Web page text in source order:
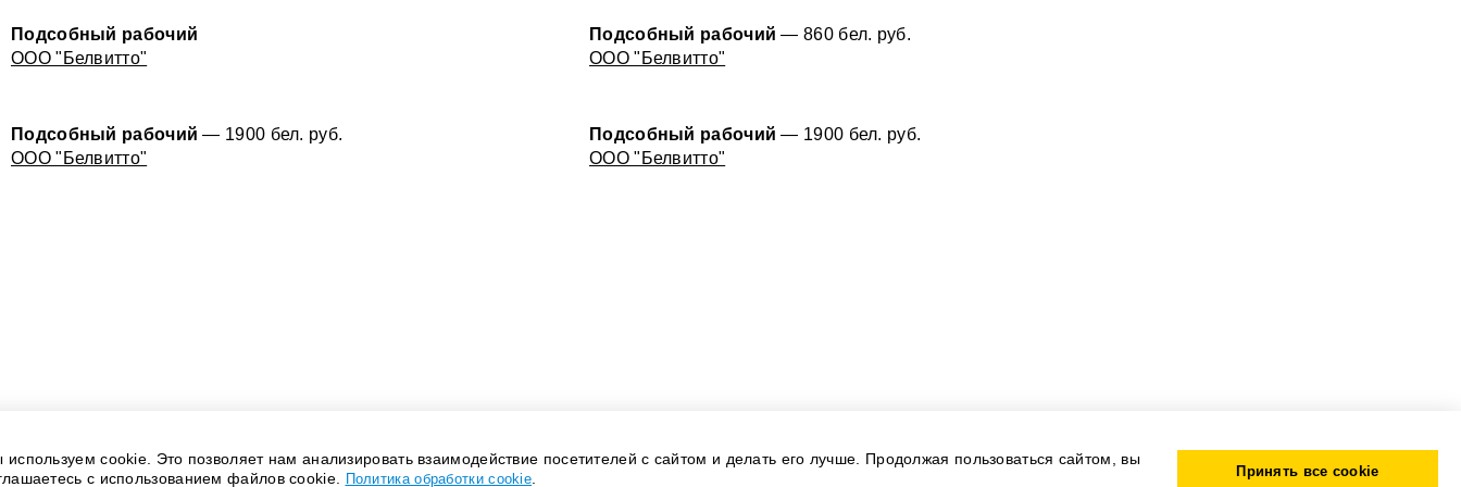
Подсобный рабочий
ООО "Белвитто"
Подсобный рабочий — 860 бел. руб.
ООО "Белвитто"
Подсобный рабочий — 1900 бел. руб.
ООО "Белвитто"
Подсобный рабочий — 1900 бел. руб.
ООО "Белвитто"
cookie. Это позволяет нам анализировать взаимодействие посетителей с сайтом и делать его лучше. Продолжая пользоваться сайтом, вы
с использованием файлов cookie.
Политика обработки cookie Принять все cookie